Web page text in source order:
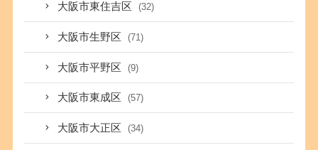
大阪市東住吉区 (32)
大阪市生野区 (71)
大阪市平野区 (9)
大阪市東成区 (57)
大阪市大正区 (34)